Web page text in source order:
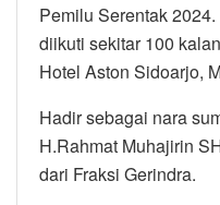
Pemilu Serentak
diikuti sekitar 100
Hotel Aston Sidoarjo,
Hadir sebagai nara
H.Rahmat Muhajirin
dari Fraksi Gerindra.